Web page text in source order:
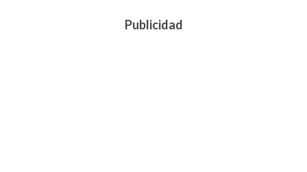
Publicidad